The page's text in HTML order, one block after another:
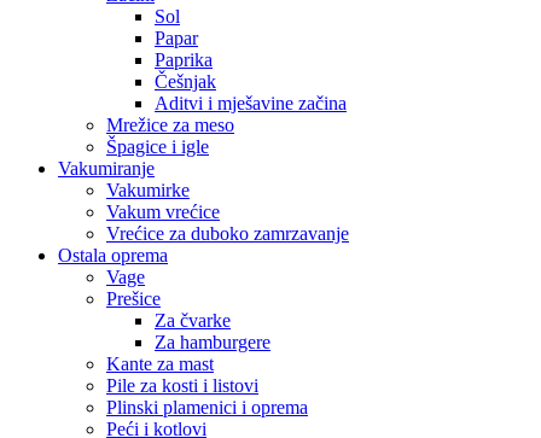
Sol
Papar
Paprika
Češnjak
Aditvi i mješavine začina
Mrežice za meso
Špagice i igle
Vakumiranje
Vakumirke
Vakum vrećice
Vrećice za duboko zamrzavanje
Ostala oprema
Vage
Prešice
Za čvarke
Za hamburgere
Kante za mast
Pile za kosti i listovi
Plinski plamenici i oprema
Peći i kotlovi